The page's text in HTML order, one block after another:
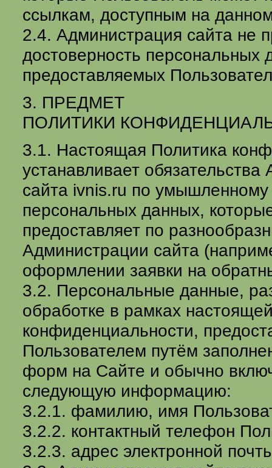
ссылкам, доступным на
2.4. Администрация сайта не
достоверность персональных
предоставляемых
3. ПРЕДМЕТ
ПОЛИТИКИ
3.1. Настоящая Политика
устанавливает
сайта ivnis.ru по
персональных данных,
предоставляет по
Администрации сайта
оформлении заявки на
3.2. Персональные данные,
обработке в рамках
конфиденциальности,
Пользователем путём
форм на Сайте и обычно
следующую информацию:
3.2.1. фамилию, имя
3.2.2. контактный телефон
3.2.3. адрес электронной